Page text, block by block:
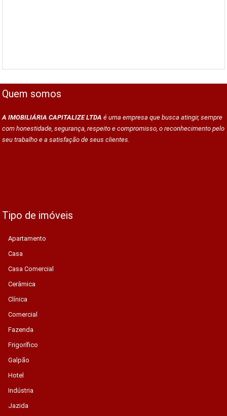
Quem somos
A IMOBILIÁRIA CAPITALIZE LTDA é uma empresa que busca atingir, sempre
com honestidade, segurança, respeito e compromisso, o reconhecimento pelo
seu trabalho e a satisfação de seus clientes.
Tipo de imóveis
Apartamento
Casa
Casa Comercial
Cerâmica
Clínica
Comercial
Fazenda
Frigorífico
Galpão
Hotel
Indústria
Jazida